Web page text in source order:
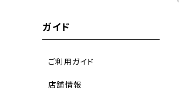
ガイド
ご利用ガイド
店舗情報